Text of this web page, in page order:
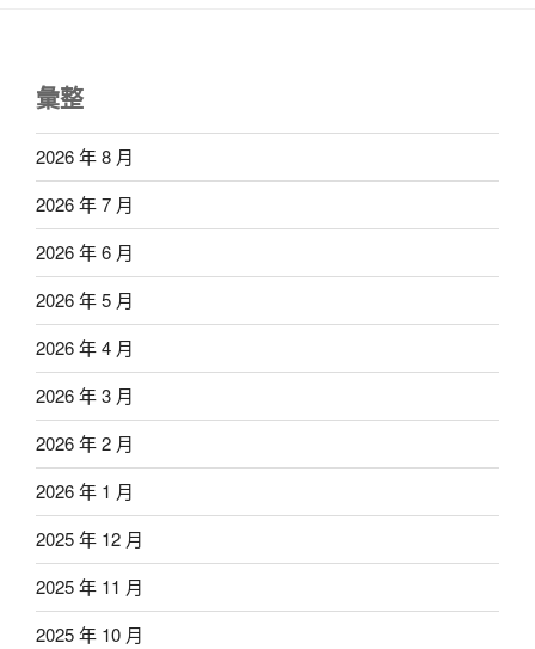
彙整
2026 年 8 月
2026 年 7 月
2026 年 6 月
2026 年 5 月
2026 年 4 月
2026 年 3 月
2026 年 2 月
2026 年 1 月
2025 年 12 月
2025 年 11 月
2025 年 10 月